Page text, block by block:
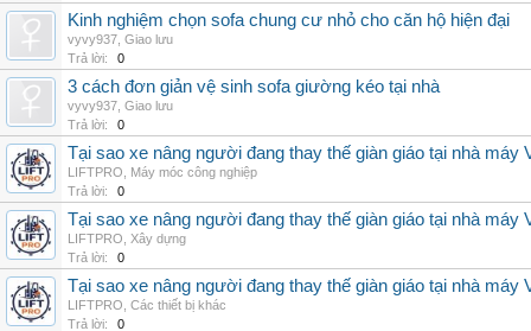
Kinh nghiệm chọn sofa chung cư nhỏ cho căn hộ hiện đại
vyvy937 Giao lưu
Trả lời:
0
3 cách đơn giản vệ sinh sofa giường kéo tại nhà
vyvy937 Giao lưu
Trả lời:
0
Tại sao xe nâng người đang thay thế giàn giáo tại nhà máy
LIFTPRO
Máy móc công nghiệp
Trả lời:
0
Tại sao xe nâng người đang thay thế giàn giáo tại nhà máy
LIFTPRO
Xây dựng
Trả lời:
0
Tại sao xe nâng người đang thay thế giàn giáo tại nhà máy
LIFTPRO Các thiết bị khác
Trả lời:
0